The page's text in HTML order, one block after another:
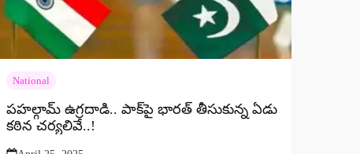
National
పహల్గామ్‌ ఉగ్రదాడి.. పాక్‌పై భార‌త్ తీసుకున్న ఏడు
క‌ఠిన చ‌ర్య‌లివే..!